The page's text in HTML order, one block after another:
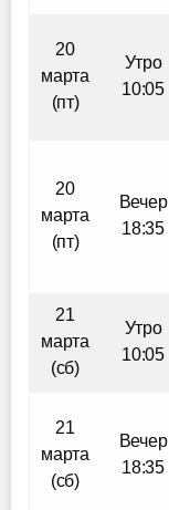
20
марта
(пт)
Утро
10:05
20
марта
(пт)
Вечер
18:35
21
марта
(сб)
Утро
10:05
21
марта
(сб)
Вечер
18:35